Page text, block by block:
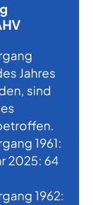
Jahres
sind
1961:
2025: 64
1962: